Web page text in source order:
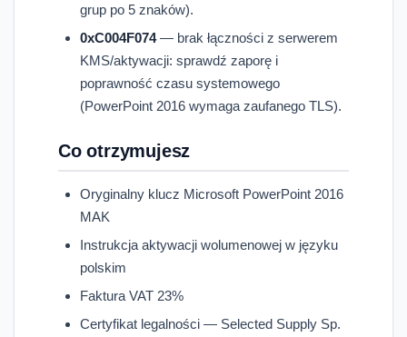
grup po 5 znaków).
0xC004F074— brak łączności z serwerem
KMS/aktywacji: sprawdź zaporę i
poprawność czasu systemowego
(PowerPoint 2016 wymaga zaufanego TLS).
Co otrzymujesz
Oryginalny klucz Microsoft PowerPoint 2016
MAK
Instrukcja aktywacji wolumenowej w języku
polskim
Faktura VAT 23%
Certyfikat legalności — Selected Supply Sp.